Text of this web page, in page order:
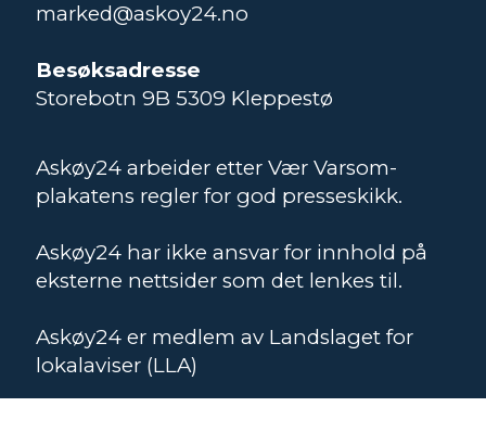
marked@askoy24.no
Besøksadresse
Storebotn 9B 5309 Kleppestø
Askøy24 arbeider etter Vær Varsom-
plakatens regler for god presseskikk.
Askøy24 har ikke ansvar for innhold på
eksterne nettsider som det lenkes til.
Askøy24 er medlem av Landslaget for
lokalaviser (LLA)